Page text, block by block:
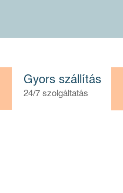
Gyors szállítás
24/7 szolgáltatás